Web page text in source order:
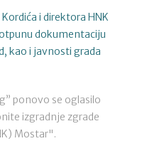
i direktora HNK
dokumentaciju
kao i javnosti grada
ponovo se oglasilo
izgradnje zgrade
Mostar".